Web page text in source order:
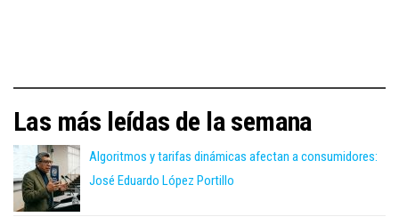
Las más leídas de la semana
Algoritmos y tarifas dinámicas afectan a consumidores:
José Eduardo López Portillo